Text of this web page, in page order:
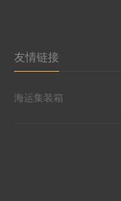
友情链接
海运集装箱